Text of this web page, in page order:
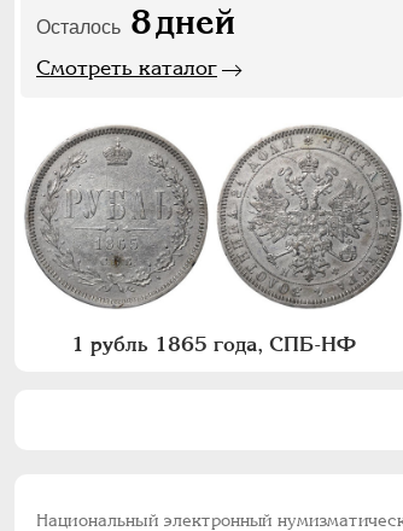
Осталось 8дней
Смотреть каталог
1 рубль 1865 года, СПБ-НФ
Национальный электронный